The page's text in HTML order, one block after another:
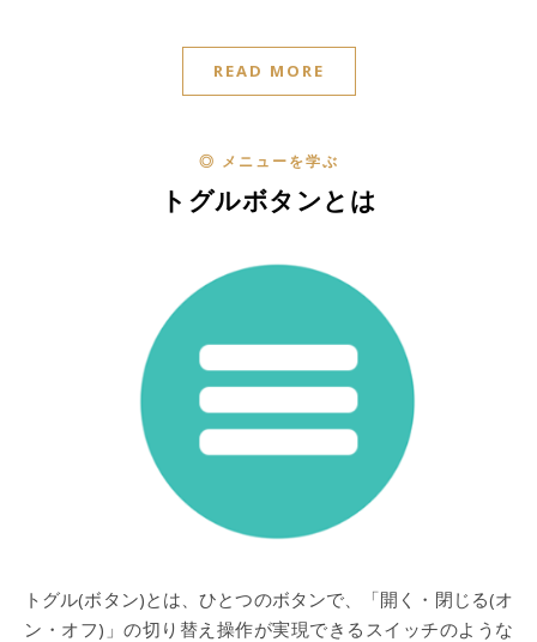
READ MORE
◎ メニューを学ぶ
トグルボタンとは
トグル(ボタン)とは、ひとつのボタンで、「開く・閉じる(オ
ン・オフ)」の切り替え操作が実現できるスイッチのような